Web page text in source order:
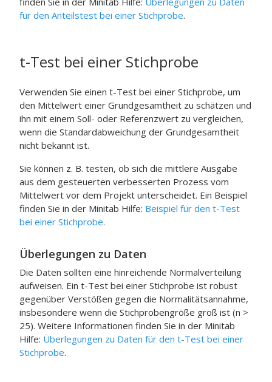
für den Anteilstest bei einer Stichprobe.
t-Test bei einer Stichprobe
Verwenden Sie einen t-Test bei einer Stichprobe, um
den Mittelwert einer Grundgesamtheit zu schätzen und
ihn mit einem Soll- oder Referenzwert zu vergleichen,
wenn die Standardabweichung der Grundgesamtheit
nicht bekannt ist.
Sie können z. B. testen, ob sich die mittlere Ausgabe
aus dem gesteuerten verbesserten Prozess vom
Mittelwert vor dem Projekt unterscheidet. Ein Beispiel
finden Sie in der Minitab Hilfe: Beispiel für den t-Test
bei einer Stichprobe.
Überlegungen zu Daten
Die Daten sollten eine hinreichende Normalverteilung
aufweisen. Ein t-Test bei einer Stichprobe ist robust
gegenüber Verstößen gegen die Normalitätsannahme,
insbesondere wenn die Stichprobengröße groß ist (n >
25). Weitere Informationen finden Sie in der Minitab
Hilfe: Überlegungen zu Daten für den t-Test bei einer
Stichprobe.